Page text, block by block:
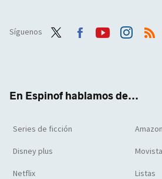
Síguenos
En Espinof hablamos de...
Series de ficción
Disney plus
Netflix Listas